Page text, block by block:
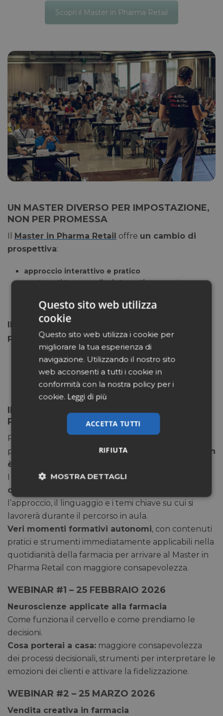
Scopri il Master in Pharma Retail
UN MASTER DIVERSO PER IMPOSTAZIONE,
NON PER PROMESSA
Il Master in Pharma Retail offre un cambio di
prospettiva:
approccio interattivo e pratico
contenuti trasversali e integrati: neuroscienze,
metodo orientato all’ applicazione immediata
Il focus è fare meglio, senza soluzioni
preconfezionate.
IN ATTESA DEL MASTER… TRE WEBINAR
PER CONOSCERCI MEGLIO!
Prima dell’avvio del
previsti
tre webinar online aperti anche a chi non
è ancora iscritto al Master
I webinar sono pensati comeun primo contatto
concreto con il metodo
l’approccio, il linguaggio e i temi chiave su cui si
lavorerà durante il percorso in aula.
Veri momenti formativi autonomi, con contenuti
pratici e strumenti immediatamente applicabili nella
quotidianità della farmacia per arrivare al Master in
Pharma Retail con maggiore consapevolezza.
WEBINAR #1 – 25 FEBBRAIO 2026
Neuroscienze applicate alla farmacia
Come funziona il cervello e come prendiamo le
decisioni.
Cosa porterai a casa: maggiore consapevolezza
dei processi decisionali, strumenti per interpretare le
emozioni dei clienti e attivare la fidelizzazione.
WEBINAR #2 – 25 MARZO 2026
Vendita creativa in farmacia
Questo sito web utilizza
cookie
Questo sito web utilizza i cookie per
migliorare la tua esperienza di
navigazione. Utilizzando il nostro sito
web acconsenti a tutti i cookie in
conformità con la nostra policy per i
cookie. Leggi di più
ACCETTA TUTTI
RIFIUTA
MOSTRA DETTAGLI
Necessari Marketing
Non classificati
Necessari Marketing Non classificati
I cookie necessari contribuiscono a rendere fruibile il
navigazione sulle pagine e l'accesso alle aree
protette del sito. Il sito web non è in grado di
funzionare correttamente senza questi cookie.
NOME FORNITORE/
SCADENZA
CookieScriptConsent
CookieScript